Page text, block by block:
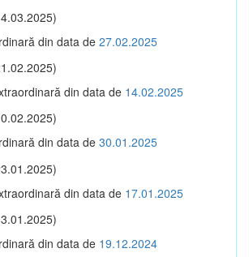
din data de 27.02.2025
din data de 14.02.2025
din data de 30.01.2025
din data de 17.01.2025
din data de 19.12.2024